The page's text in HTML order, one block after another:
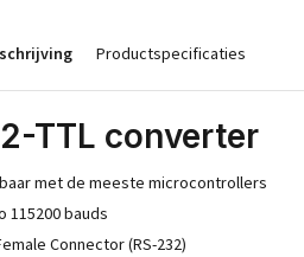
Productspecificaties
TTL converter
met de meeste microcontrollers
115200 bauds
Connector (RS-232)